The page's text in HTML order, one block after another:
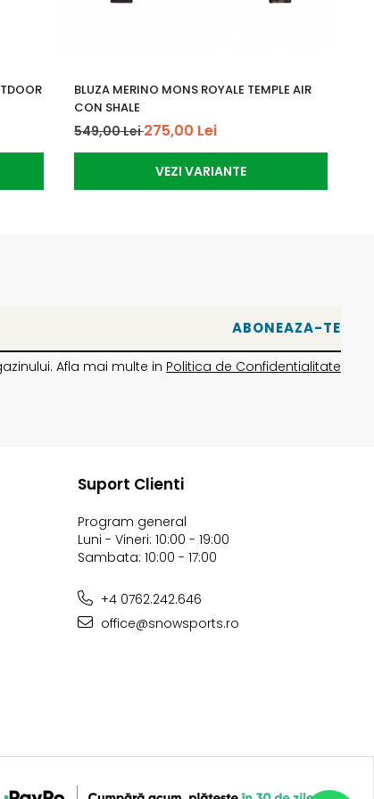
BLUZA MERINO MONS ROYALE TEMPLE AIR
CON SHALE
549,00 Lei275,00 Lei
VEZI VARIANTE
Afla mai multe in Politica de Confidentialitate
Suport Clienti
Program general
Luni - Vineri: 10:00 - 19:00
Sambata: 10:00 - 17:00
+4 0762.242.646
office@snowsports.ro